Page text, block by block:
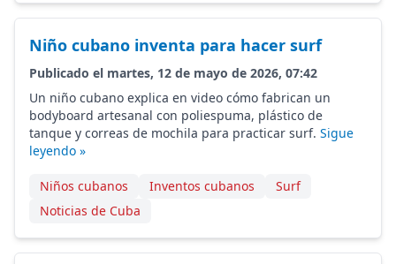
Niño cubano inventa para hacer surf
Publicado el martes, 12 de mayo de 2026, 07:42
Un niño cubano explica en video cómo fabrican un
bodyboard artesanal con poliespuma, plástico de
tanque y correas de mochila para practicar surf. Sigue
leyendo »
Niños cubanos Inventos cubanos
Surf
Noticias de Cuba